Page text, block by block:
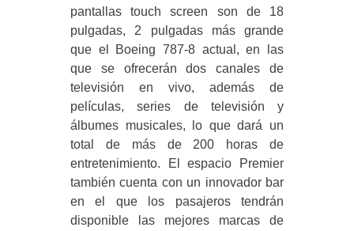
pantallas touch screen son de 18
pulgadas, 2 pulgadas más grande
que el Boeing 787-8 actual, en las
que se ofrecerán dos canales de
televisión en vivo, además de
películas, series de televisión y
álbumes musicales, lo que dará un
total de más de 200 horas de
entretenimiento. El espacio Premier
también cuenta con un innovador bar
en el que los pasajeros tendrán
disponible las mejores marcas de